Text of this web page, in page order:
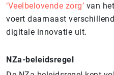
‘Veelbelovende zorg’ van
voert daarnaast
digitale innovatie uit.
NZa-beleidsregel